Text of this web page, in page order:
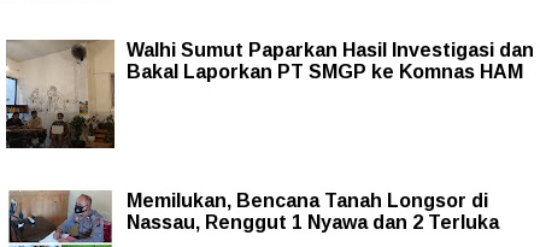
Walhi Sumut Paparkan Hasil Investigasi dan
Bakal Laporkan PT SMGP ke Komnas HAM
Memilukan, Bencana Tanah Longsor di
Nassau, Renggut 1 Nyawa dan 2 Terluka